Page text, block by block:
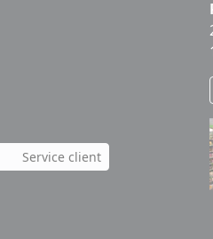
Service client